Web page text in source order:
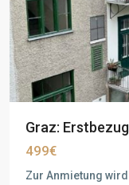
Graz:
499€
Zur Anmietung